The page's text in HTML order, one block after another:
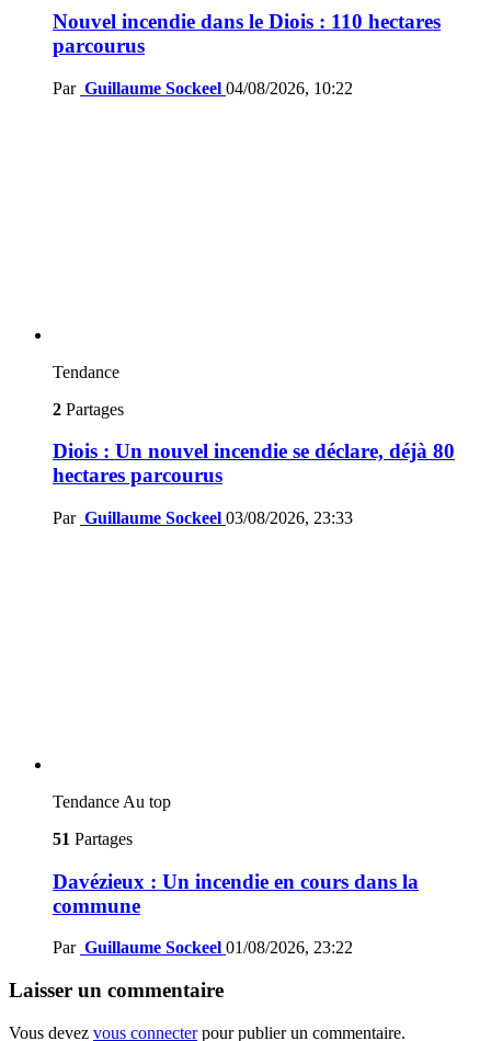
Nouvel incendie dans le Diois : 110 hectares
parcourus
Par Guillaume Sockeel 04/08/2026, 10:22
Tendance
2 Partages
Diois : Un nouvel incendie se déclare, déjà 80
hectares parcourus
Par Guillaume Sockeel 03/08/2026, 23:33
Tendance Au top
51 Partages
Davézieux : Un incendie en cours dans la
commune
Par Guillaume Sockeel 01/08/2026, 23:22
Laisser un commentaire
Vous devez vous connecterpour publier un commentaire.